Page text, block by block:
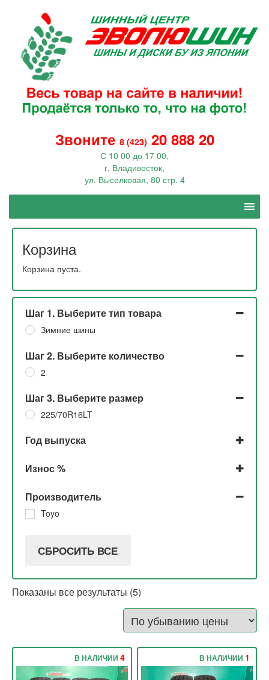
Звоните 8 (423) 20 888 20
С 10 00 до 17 00,
г. Владивосток,
ул. Выселковая, 80 стр. 4
Корзина
Корзина пуста.
Шаг 1. Выберите тип товара
Зимние шины
Шаг 2. Выберите количество
2
Шаг 3. Выберите размер
225/70R16LT
Год выпуска
2022
Износ %
5%
10%
Производитель
Toyo
СБРОСИТЬ ВСЕ
Показаны все результаты (5)
В НАЛИЧИИ 4 В НАЛИЧИИ 1